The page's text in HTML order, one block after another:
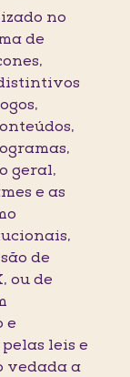
no
de
geral,
e as
de
ou de
e
leis e
vedada a